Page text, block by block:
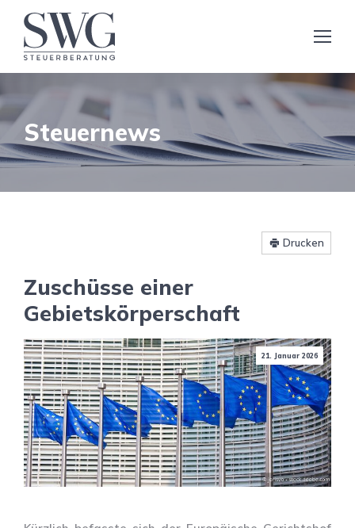
Steuernews
Drucken
Zuschüsse einer
Gebietskörperschaft
21. Januar 2026